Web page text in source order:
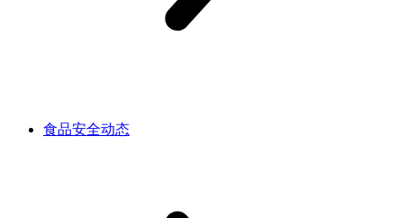
食品安全动态